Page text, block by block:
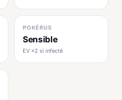
POKÉRUS
Sensible
EV ×2 si infecté